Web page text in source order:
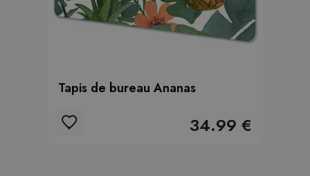
Tapis de bureau Ananas
34.99 €